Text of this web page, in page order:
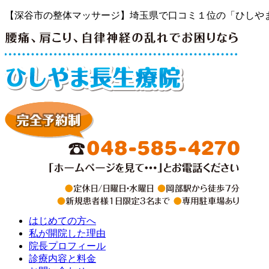
【深谷市の整体マッサージ】埼玉県で口コミ１位の「ひしや
はじめての方へ
私が開院した理由
院長プロフィール
診療内容と料金